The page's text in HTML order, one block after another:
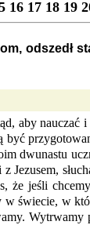
16 17 18 19
odszedł
aby
być
dwunastu
że jeśli
świecie, w